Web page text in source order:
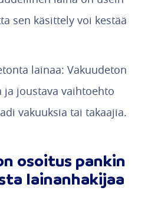
sen käsittely voi kestää
lainaa: Vakuudeton
ja joustava vaihtoehto
vakuuksia tai takaajia.
osoitus pankin
lainanhakijaa